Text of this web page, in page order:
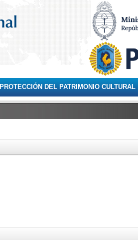
PROTECCIÓN DEL PATRIMONIO CULTURAL